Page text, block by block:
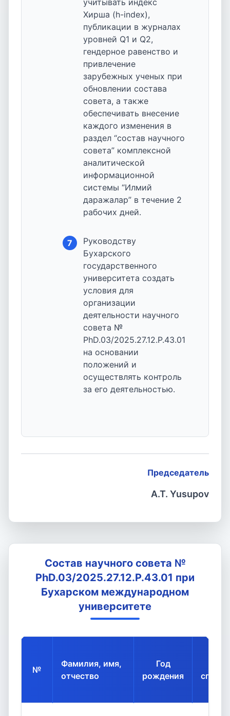
учитывать индекс
Хирша (h-index),
публикации в журналах
уровней Q1 и Q2,
гендерное равенство и
привлечение
зарубежных ученых при
обновлении состава
совета, а также
обеспечивать внесение
каждого изменения в
раздел “состав научного
совета” комплексной
аналитической
информационной
системы “Илмий
даражалар” в течение 2
рабочих дней.
7
Руководству
Бухарского
государственного
университета создать
условия для
организации
деятельности научного
совета №
PhD.03/2025.27.12.P.43.01
на основании
положений и
осуществлять контроль
за его деятельностью.
Председатель
A.T. Yusupov
Состав научного совета №
PhD.03/2025.27.12.P.43.01 при
Бухарском международном
университете
№
Фамилия, имя,
отчество
Год
рождения